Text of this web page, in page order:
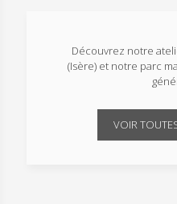
Découvrez notre
(Isère) et notre parc
VOIR